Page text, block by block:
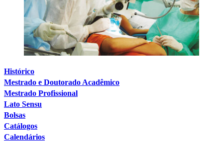
Histórico
Mestrado e Doutorado Acadêmico
Mestrado Profissional
Lato Sensu
Bolsas
Catálogos
Calendários